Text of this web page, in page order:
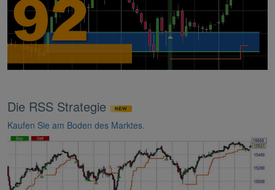
Die RSS Strategie
Kaufen Sie am Boden des Marktes.